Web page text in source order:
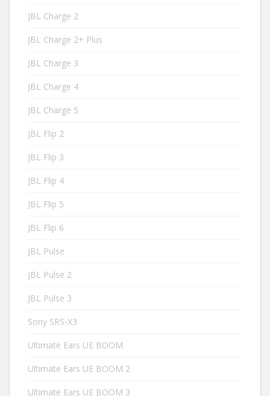
JBL Charge 2
JBL Charge 2+ Plus
JBL Charge 3
JBL Charge 4
JBL Charge 5
JBL Flip 2
JBL Flip 3
JBL Flip 4
JBL Flip 5
JBL Flip 6
JBL Pulse
JBL Pulse 2
JBL Pulse 3
Sony SRS-X3
Ultimate Ears UE BOOM
Ultimate Ears UE BOOM 2
Ultimate Ears UE BOOM 3